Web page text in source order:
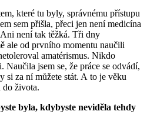
které tu byly, správnému přístupu
sem přišla, přeci jen není medicína
není tak těžká. Tři dny
ale od prvního momentu naučili
amatérismus. Nikdo
jsem se, že práce se odvádí,
si za ní můžete stát. A to je věku
do života.
byla, kdybyste neviděla tehdy